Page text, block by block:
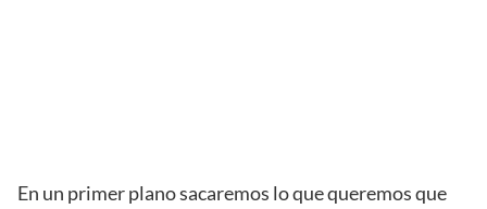
En un primer plano sacaremos lo que queremos que